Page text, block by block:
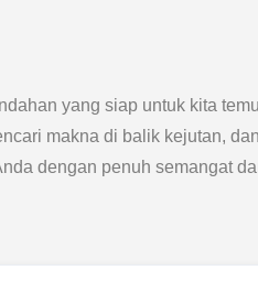
yang siap untuk kita
makna di balik kejutan,
dengan penuh semangat